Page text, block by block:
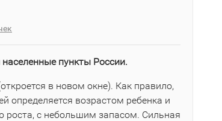
пункты России.
в новом окне). Как правило,
определяется возрастом ребенка и
роста, с небольшим запасом. Сильная